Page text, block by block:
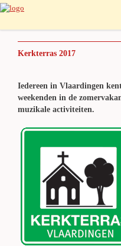
Kerkterras 2017
Iedereen in Vlaardingen
weekenden in de
muzikale activiteiten.